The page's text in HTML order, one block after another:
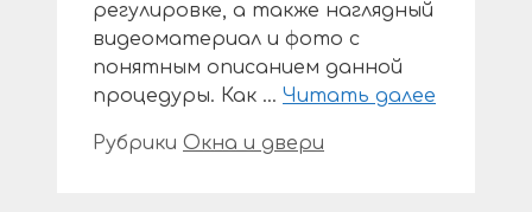
регулировке, а также наглядный
видеоматериал и фото с
понятным описанием данной
процедуры. Как … Читать далее
Рубрики Окна и двери